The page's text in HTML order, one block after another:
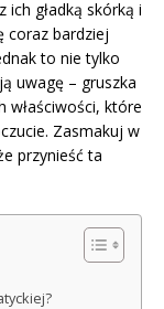
ich gładką skórką i
coraz bardziej
to nie tylko
uwagę – gruszka
właściwości, które
Zasmakuj w
przynieść ta